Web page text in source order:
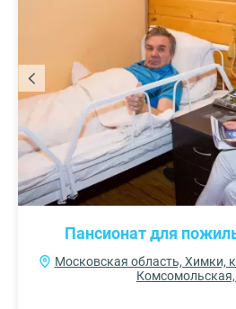
Пансионат для
Московская область, Химки,